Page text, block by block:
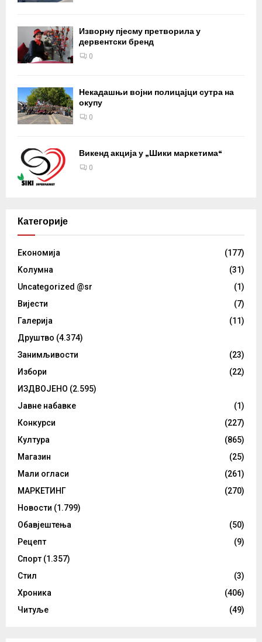
Изворну пјесму претворила у
дервентски бренд
0
Некадашњи војни полицајци сутра на
окупу
0
Викенд акција у „Шики маркетима“
0
Категорије
Eкономија
(177)
Kолумнa
(31)
Uncategorized @sr
(1)
Вијести
(7)
Галерија
(11)
Друштво (4.374)
Занимљивости
(23)
Избори
(22)
ИЗДВОЈЕНО (2.595)
Јавне набавке
(1)
Конкурси
(227)
Култура
(865)
Магазин
(25)
Мали огласи
(261)
МАРКЕТИНГ
(270)
Новости (1.799)
Обавјештења
(50)
Рецепт
(9)
Спорт (1.357)
Стил
(3)
Хроника
(406)
Читуље
(49)